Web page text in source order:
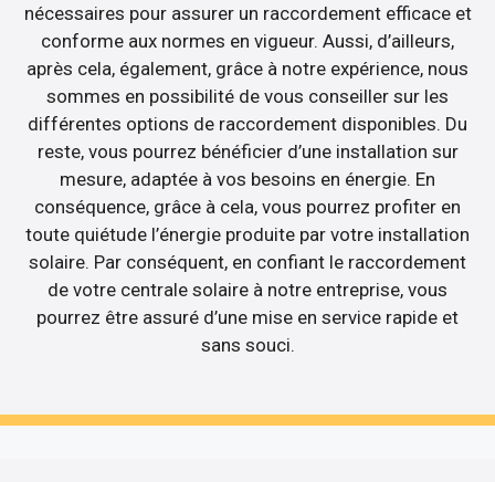
nécessaires pour assurer un raccordement efficace et
conforme aux normes en vigueur. Aussi, d’ailleurs,
après cela, également, grâce à notre expérience, nous
sommes en possibilité de vous conseiller sur les
différentes options de raccordement disponibles. Du
reste, vous pourrez bénéficier d’une installation sur
mesure, adaptée à vos besoins en énergie. En
conséquence, grâce à cela, vous pourrez profiter en
toute quiétude l’énergie produite par votre installation
solaire. Par conséquent, en confiant le raccordement
de votre centrale solaire à notre entreprise, vous
pourrez être assuré d’une mise en service rapide et
sans souci.